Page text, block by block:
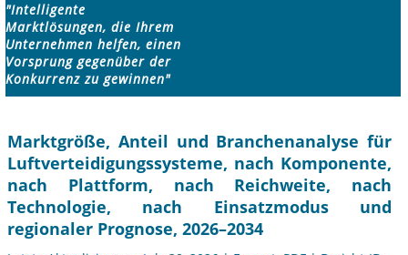
"Intelligente
Marktlösungen, die Ihrem
Unternehmen helfen, einen
Vorsprung gegenüber der
Konkurrenz zu gewinnen"
Marktgröße, Anteil und Branchenanalyse für
Luftverteidigungssysteme, nach Komponente,
nach Plattform, nach Reichweite, nach
Technologie, nach Einsatzmodus und
regionaler Prognose, 2026–2034